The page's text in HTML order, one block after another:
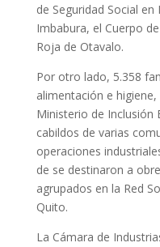
de Seguridad Social
Imbabura, el Cuerpo
Roja de Otavalo.
Por otro lado, 5.358
alimentación e
Ministerio de Inclusión
cabildos de varias
operaciones
de se destinaron a
agrupados en la Red
Quito.
La Cámara de